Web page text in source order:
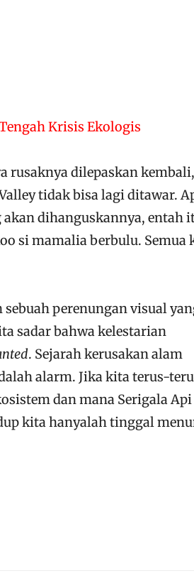
Krisis Ekologis
rusaknya dilepaskan kembali,
tidak bisa lagi ditawar.
dihanguskannya, entah
si mamalia berbulu. Semua
sebuah perenungan visual
sadar bahwa kelestarian
. Sejarah kerusakan alam
alarm. Jika kita terus-
dan mana Serigala
kita hanyalah tinggal